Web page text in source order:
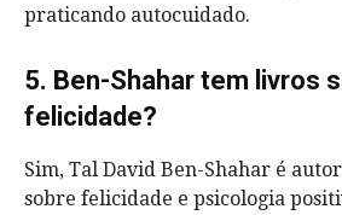
praticando autocuidado.
5. Ben-Shahar tem livros
felicidade?
Sim, Tal David Ben-Shahar é
sobre felicidade e psicologia